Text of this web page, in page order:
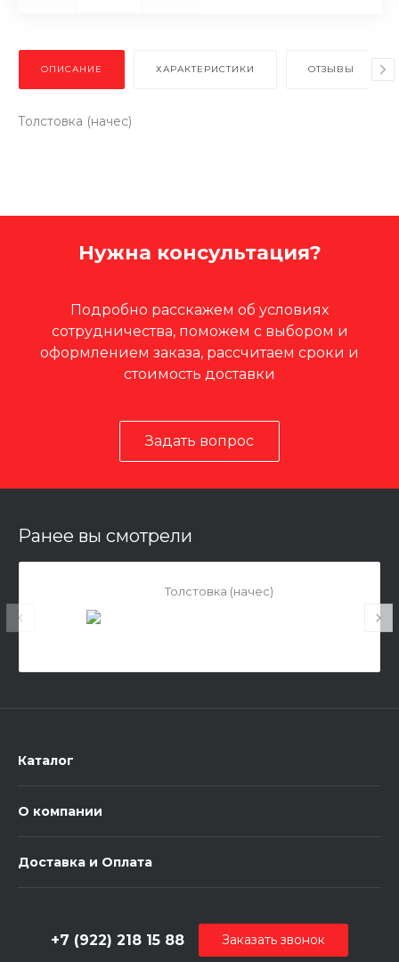
ОПИСАНИЕ ХАРАКТЕРИСТИКИ ОТЗЫВЫ
Толстовка (начес)
Нужна консультация?
Подробно расскажем об условиях
сотрудничества, поможем с выбором и
оформлением заказа, рассчитаем сроки и
стоимость доставки
Задать вопрос
Ранее вы смотрели
Толстовка (начес)
Каталог
О компании
Доставка и Оплата
+7 (922) 218 15 88 Заказать звонок